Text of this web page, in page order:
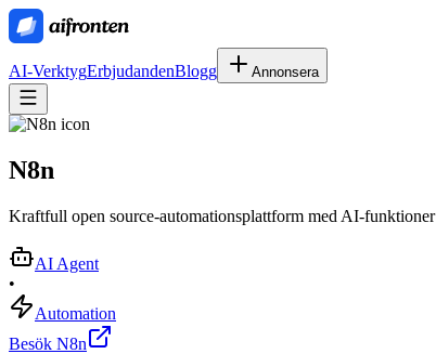
AI-VerktygErbjudandenBlogg Annonsera
N8n
Kraftfull open source-automationsplattform med AI-
AI Agent
•
Automation
Besök N8n